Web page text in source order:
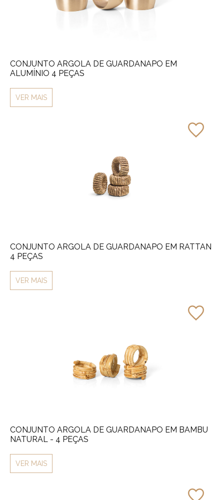
CONJUNTO ARGOLA DE GUARDANAPO EM
ALUMÍNIO 4 PEÇAS
VER MAIS
CONJUNTO ARGOLA DE GUARDANAPO EM RATTAN
4 PEÇAS
VER MAIS
CONJUNTO ARGOLA DE GUARDANAPO EM BAMBU
NATURAL - 4 PEÇAS
VER MAIS